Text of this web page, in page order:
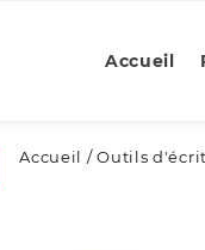
Accueil
Accueil /Outils